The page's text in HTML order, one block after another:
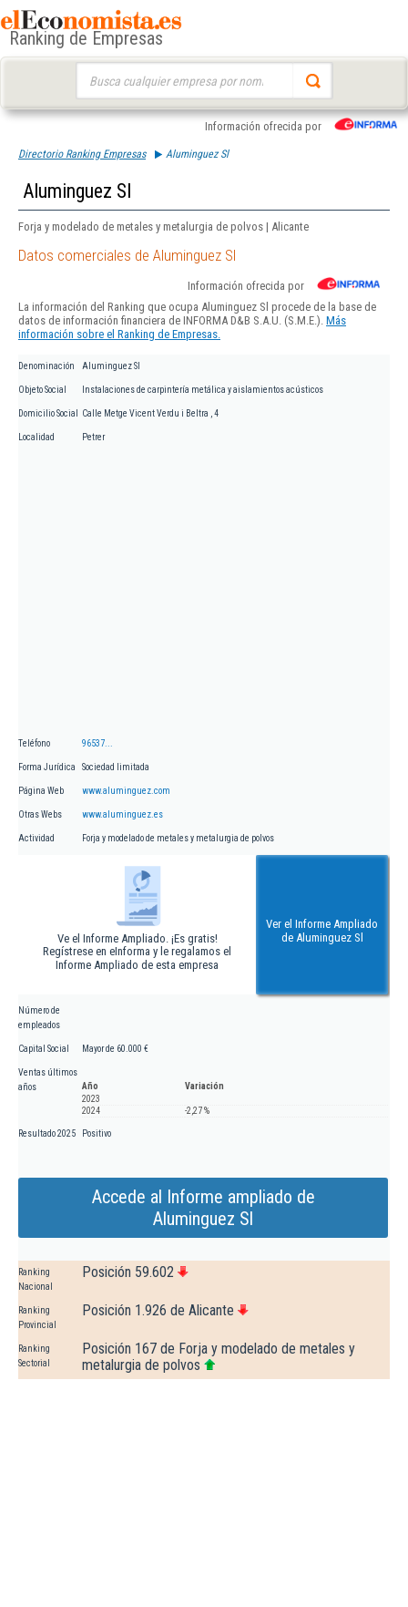
Ranking de Empresas
Información ofrecida por
Directorio Ranking Empresas Aluminguez Sl
Aluminguez Sl
Forja y modelado de metales y metalurgia de polvos | Alicante
Datos comerciales de Aluminguez Sl
Información ofrecida por
La información del Ranking que ocupa Aluminguez Sl procede de la base de
datos de información financiera de INFORMA D&B S.A.U. (S.M.E.). Más
información sobre el Ranking de Empresas.
Denominación Aluminguez Sl
Objeto Social Instalaciones de carpintería metálica y aislamientos acústicos
Domicilio Social Calle Metge Vicent Verdu i Beltra , 4
Localidad Petrer
Teléfono 96537...
Forma Jurídica Sociedad limitada
Página Web www.aluminguez.com
Otras Webs www.aluminguez.es
Actividad Forja y modelado de metales y metalurgia de polvos
Ve el Informe Ampliado. ¡Es gratis!
Regístrese en eInforma y le regalamos el
Informe Ampliado de esta empresa
Ver el Informe Ampliado
de Aluminguez Sl
Número de
empleados
Capital Social Mayor de 60.000 €
Ventas últimos
años
Año
Variación
2023
2024
-2,27 %
Resultado 2025 Positivo
Accede al Informe ampliado de
Aluminguez Sl
Ranking
Nacional
Posición 59.602
Ranking
Provincial
Posición 1.926 de Alicante
Ranking
Sectorial
Posición 167 de Forja y modelado de metales y
metalurgia de polvos